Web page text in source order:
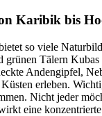
Karibik bis
so viele
grünen Tälern
Andengipfel,
erleben.
Nicht jeder
eine